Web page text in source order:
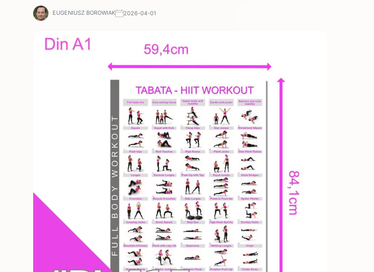
EUGENIUSZ BOROWIAK 2026-04-01